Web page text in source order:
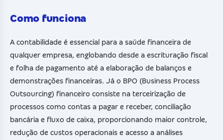
Como funciona
A contabilidade é essencial para a saúde financeira de
qualquer empresa, englobando desde a escrituração fiscal
e folha de pagamento até a elaboração de balanços e
demonstrações financeiras. Já o BPO (Business Process
Outsourcing) financeiro consiste na terceirização de
processos como contas a pagar e receber, conciliação
bancária e fluxo de caixa, proporcionando maior controle,
redução de custos operacionais e acesso a análises